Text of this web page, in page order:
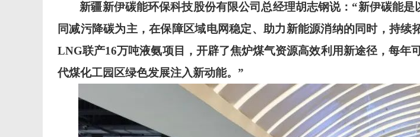
新疆新伊碳能环保科技股份有限公司总经理胡志钢说： “新伊碳能是
同减污降碳为主，在保障区域电网稳定、助力新能源消纳的同时，持续
LNG联产16万吨液氨项目，开辟了焦炉煤气资源高效利用新途径，每年
代煤化工园区绿色发展注入新动能。 ”